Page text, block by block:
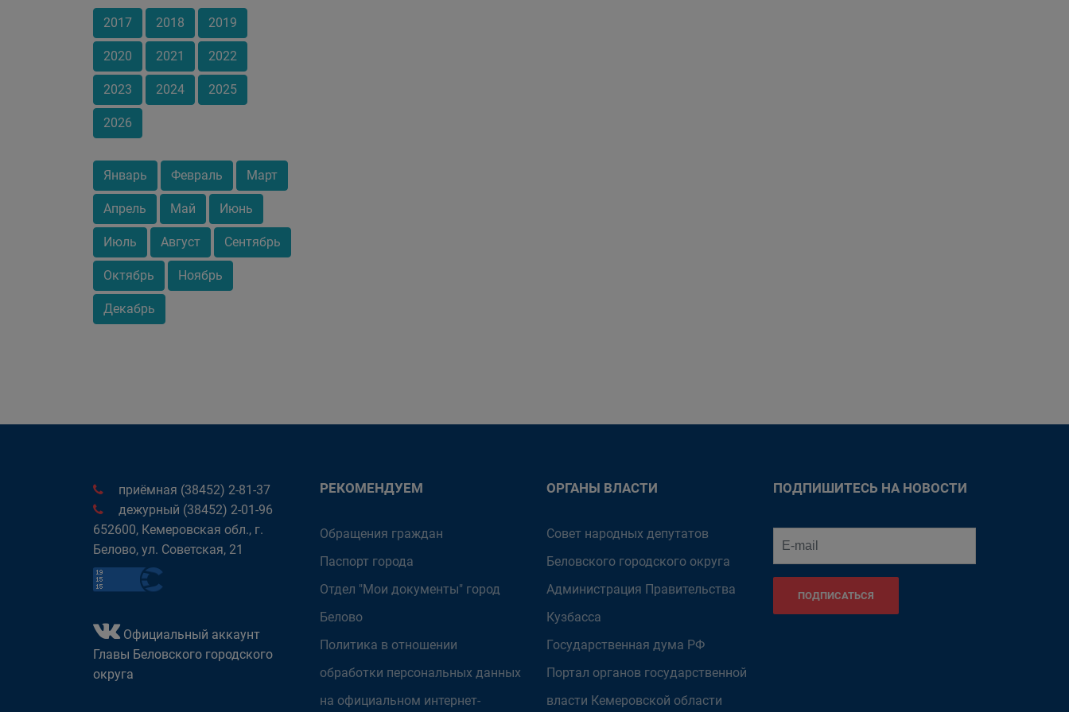
2017 2018 2019
2020 2021 2022
2023 2024 2025
2026
Январь Февраль Март
Апрель Май Июнь
Июль Август Сентябрь
Октябрь Ноябрь
Декабрь
приёмная (38452) 2-81-37
дежурный (38452) 2-01-96
652600, Кемеровская обл., г.
Белово, ул. Советская, 21
Официальный аккаунт
Главы Беловского городского
округа
РЕКОМЕНДУЕМ
Обращения граждан
Паспорт города
Отдел "Мои документы" город
Белово
Политика в отношении
обработки персональных данных
на официальном интернет-
ОРГАНЫ ВЛАСТИ
Совет народных депутатов
Беловского городского округа
Администрация Правительства
Кузбасса
Государственная дума РФ
Портал органов государственной
власти Кемеровской области
ПОДПИШИТЕСЬ НА НОВОСТИ
ПОДПИСАТЬСЯ